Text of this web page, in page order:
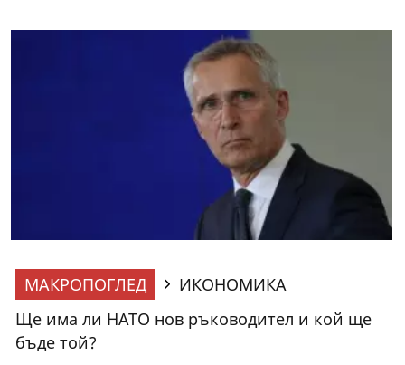
МАКРОПОГЛЕД
ИКОНОМИКА
Ще има ли НАТО нов ръководител и кой ще
бъде той?